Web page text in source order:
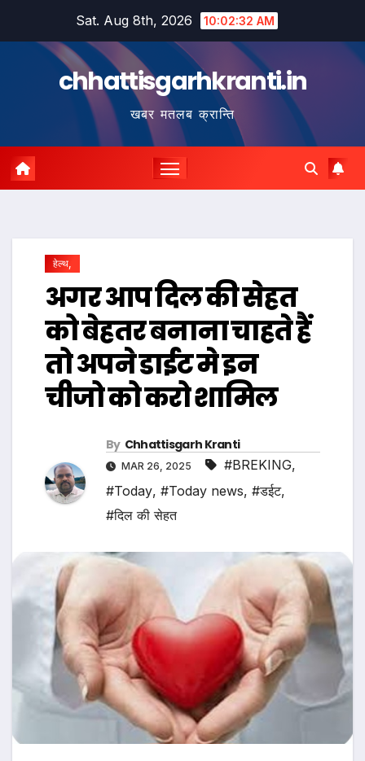
Sat. Aug 8th, 2026 10:02:33 AM
chhattisgarhkranti.in
खबर मतलब क्रान्ति
हेल्थ,
अगर आप दिल की सेहत
को बेहतर बनाना चाहते हैं
तो अपने डाईट मे इन
चीजो को करो शामिल
By Chhattisgarh Kranti
MAR 26, 2025 #BREKING,
#Today, #Today news, #डईट,
#दिल की सेहत